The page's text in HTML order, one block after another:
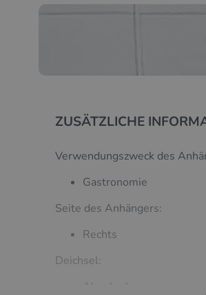
ZUSÄTZLICHE
Verwendungszweck des
Gastronomie
Seite des Anhängers:
Rechts
Deichsel:
Abnehmbar